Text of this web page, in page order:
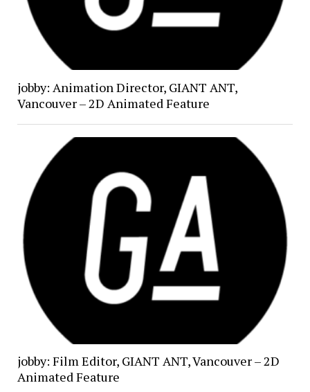
jobby: Animation Director, GIANT ANT,
Vancouver – 2D Animated Feature
jobby: Film Editor, GIANT ANT, Vancouver – 2D
Animated Feature